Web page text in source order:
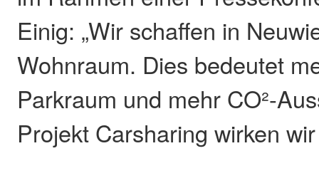
Einig: „Wir schaffen in
Wohnraum. Dies bedeutet
Parkraum und mehr CO²-
Projekt Carsharing wirken